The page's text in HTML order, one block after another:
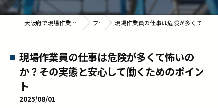
大阪府で現場作業員の求人なら石橋工業株式会社 ブログ 現場作業員の仕事は危険が多くて怖いのか？その実態と安心して働くためのポイント
現場作業員の仕事は危険が多くて怖いの
か？その実態と安心して働くためのポイン
ト
2025/08/01